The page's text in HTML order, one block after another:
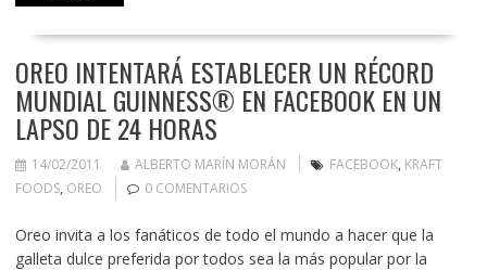
OREO INTENTARÁ ESTABLECER UN RÉCORD
MUNDIAL GUINNESS® EN FACEBOOK EN UN
LAPSO DE 24 HORAS
14/02/2011 ALBERTO MARÍN MORÁN FACEBOOK, KRAFT
FOODS, OREO 0 COMENTARIOS
Oreo invita a los fanáticos de todo el mundo a hacer que la
galleta dulce preferida por todos sea la más popular por la